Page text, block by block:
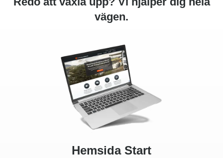
vägen.
Hemsida Start